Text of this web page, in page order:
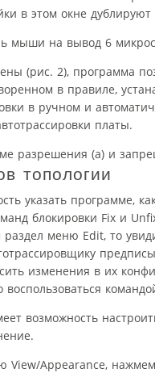
в этом окне
мыши на вывод 6
(рис. 2), программа
в правиле,
в ручном и
платы.
топологии
указать программе,
блокировки Fix и
меню Edit, то
изменения в их
воспользоваться
возможность
View/Appearance,